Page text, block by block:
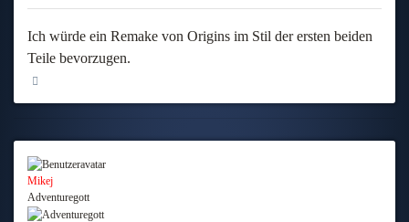
Ich würde ein Remake von Origins im Stil der ersten beiden
Teile bevorzugen.
Mikej
Adventuregott